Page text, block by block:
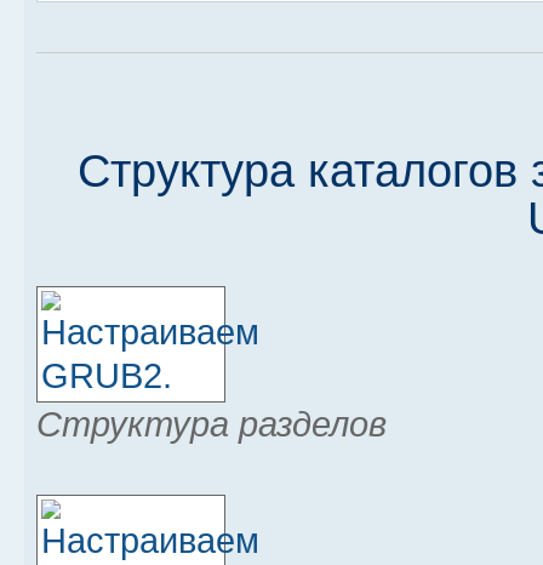
Структура каталогов
Структура разделов